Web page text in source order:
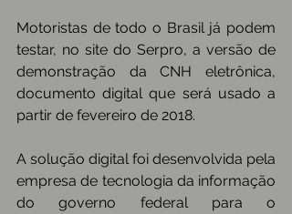
Motoristas de todo o Brasil já podem
testar, no site do Serpro, a versão de
demonstração da CNH eletrônica,
documento digital que será usado a
partir de fevereiro de 2018.
A solução digital foi desenvolvida pela
empresa de tecnologia da informação
do governo federal para o